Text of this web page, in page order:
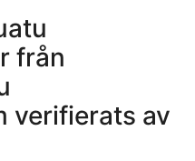
från
verifierats av